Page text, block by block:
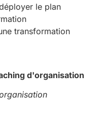
le plan
transformation
d'organisation